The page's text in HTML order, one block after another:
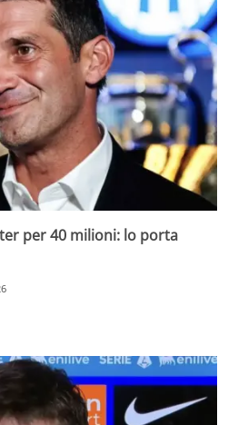
per 40 milioni: lo porta